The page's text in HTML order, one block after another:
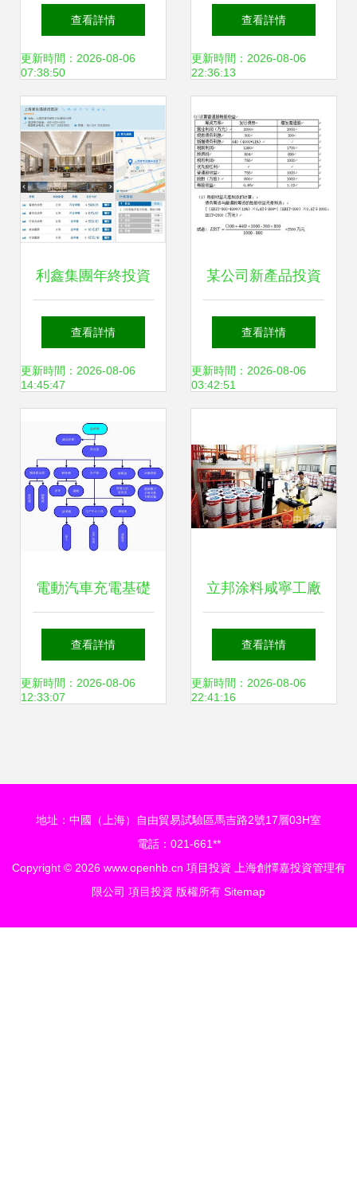
多一點 實業投資的
智慧之路
查看詳情
更新時間：2026-08-06
07:38:50
項目融資與資本結
構分析
查看詳情
更新時間：2026-08-06
22:36:13
利鑫集團年終投資
系列二 實業投資
——高品質項目千
篇一律，值得投資
的產品百里挑一
查看詳情
更新時間：2026-08-06
14:45:47
某公司新產品投資
決策分析 資本結構
與融資選擇
查看詳情
更新時間：2026-08-06
03:42:51
電動汽車充電基礎
設施投資項目可行
性研究報告（基于
查看詳情
更新時間：2026-08-06
12:33:07
立邦涂料咸寧工廠
首條生產線試生
產，項目投資驅動
查看詳情
更新時間：2026-08-06
22:41:16
地址：中國（上海）自由貿易試驗區馬吉路2號17層03H室
電話：021-661**
Copyright © 2026 www.openhb.cn 項目投資
上海創懌嘉投資管理有
限公司 項目投資 版權所有 Sitemap